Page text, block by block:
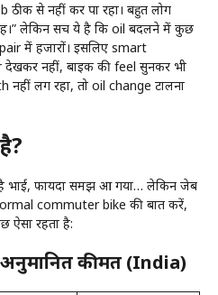
से नहीं कर पा रहा। बहुत लोग
लेकिन सच ये है कि oil बदलने में कुछ
में हजारों। इसलिए smart
देखकर नहीं, बाइक की feel सुनकर भी
लग रहा, तो oil change टालना
भाई, फायदा समझ आ गया… लेकिन जेब
commuter bike की बात करें,
ऐसा रहता है:
कीमत (India)